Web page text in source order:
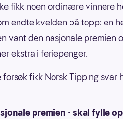
fikk noen ordinære vinnere
endte kvelden på topp: en
vant den nasjonale premien
ekstra i feriepenger.
forsøk fikk Norsk Tipping
premien - skal fylle